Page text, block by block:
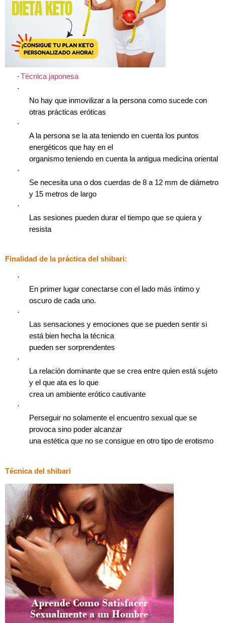
·Técnica japonesa
·
No hay que inmovilizar a la persona como sucede con
otras prácticas eróticas
·
A la persona se la ata teniendo en cuenta los puntos
energéticos que hay en el
organismo teniendo en cuenta la antigua medicina oriental
·
Se necesita una o dos cuerdas de 8 a 12 mm de diámetro
y 15 metros de largo
·
Las sesiones pueden durar el tiempo que se quiera y
resista
Finalidad de la práctica del shibari:
·
En primer lugar conectarse con el lado más íntimo y
oscuro de cada uno.
·
Las sensaciones y emociones que se pueden sentir si
está bien hecha la técnica
pueden ser sorprendentes
·
La relación dominante que se crea entre quien está sujeto
y el que ata es lo que
crea un ambiente erótico cautivante
·
Perseguir no solamente el encuentro sexual que se
provoca sino poder alcanzar
una estética que no se consigue en otro tipo de erotismo
Técnica del shibari